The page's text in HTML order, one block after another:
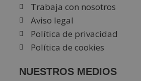
Trabaja con nosotros
Aviso legal
Política de privacidad
Política de cookies
NUESTROS MEDIOS